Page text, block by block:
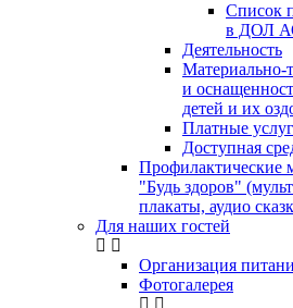
Список
в ДОЛ
Деятельность
Материально-
и
детей и их
Платные
Доступная
Профилактические
"Будь здоров"
плакаты, аудио
Для наших гостей
Организация
Фотогалерея